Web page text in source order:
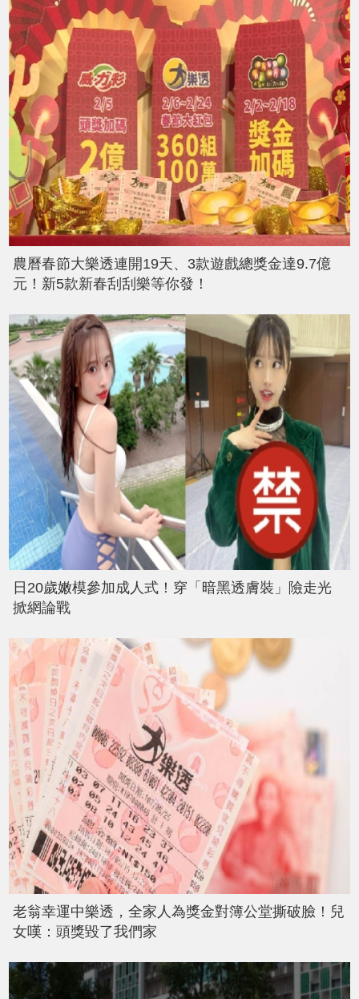
農曆春節大樂透連開19天、3款遊戲總獎金達9.7億
元！新5款新春刮刮樂等你發！
日20歲嫩模參加成人式！穿「暗黑透膚裝」險走光
掀網論戰
老翁幸運中樂透，全家人為獎金對簿公堂撕破臉！兒
女嘆：頭獎毀了我們家